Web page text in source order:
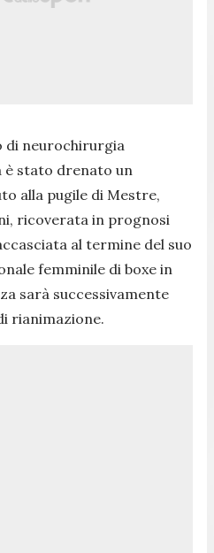
di neurochirurgia
è stato drenato un
alla pugile di Mestre,
ricoverata in prognosi
al termine del suo
femminile di boxe in
sarà successivamente
rianimazione.